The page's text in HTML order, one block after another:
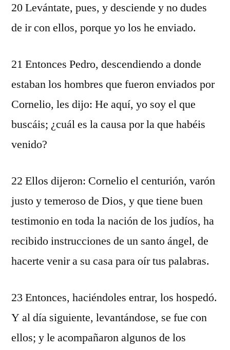
20 Levántate, pues, y desciende y no dudes
de ir con ellos, porque yo los he enviado.
21 Entonces Pedro, descendiendo a donde
estaban los hombres que fueron enviados por
Cornelio, les dijo: He aquí, yo soy el que
buscáis; ¿cuál es la causa por la que habéis
venido?
22 Ellos dijeron: Cornelio el centurión, varón
justo y temeroso de Dios, y que tiene buen
testimonio en toda la nación de los judíos, ha
recibido instrucciones de un santo ángel, de
hacerte venir a su casa para oír tus palabras.
23 Entonces, haciéndoles entrar, los hospedó.
Y al día siguiente, levantándose, se fue con
ellos; y le acompañaron algunos de los